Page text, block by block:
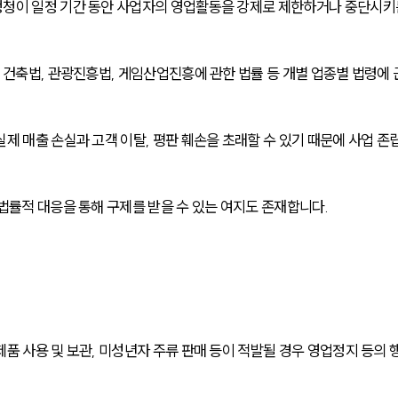
이 일정 기간 동안 사업자의 영업활동을 강제로 제한하거나 중단시
축법, 관광진흥법, 게임산업진흥에 관한 법률 등 개별 업종별 법령에
매출 손실과 고객 이탈, 평판 훼손을 초래할 수 있기 때문에 사업 존
적 대응을 통해 구제를 받을 수 있는 여지도 존재합니다.
사용 및 보관, 미성년자 주류 판매 등이 적발될 경우 영업정지 등의